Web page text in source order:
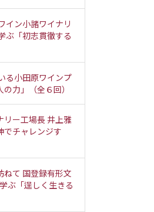
イン小諸ワイナリ
ぶ「初志貫徹する
る小田原ワインプ
力」（全６回）
リー工場長 井上雅
でチャレンジす
ねて 国登録有形文
ぶ「逞しく生きる